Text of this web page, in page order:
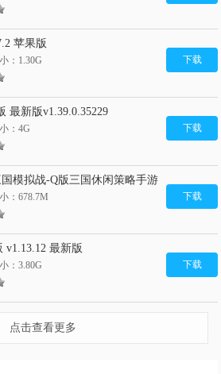
苹果版
：1.30G 下载
最新版v1.39.0.35229
：4G 下载
模拟战-Q版三国休闲策略手游
：678.7M 下载
v1.13.12 最新版
：3.80G 下载
点击查看更多